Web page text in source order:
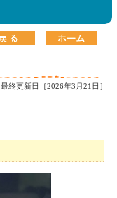
最終更新日［2026年3月21日］